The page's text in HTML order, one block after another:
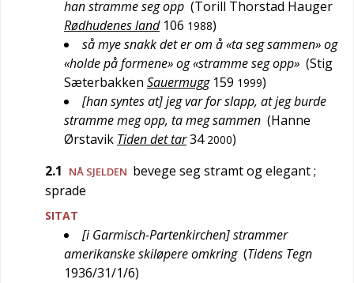
han stramme seg opp (Torill Thorstad Hauger
Rødhudenes land 106 1988)
så mye snakk det er om å «ta seg sammen» og
«holde på formene» og «stramme seg opp» (Stig
Sæterbakken Sauermugg 159 1999)
[han syntes at] jeg var for slapp, at jeg burde
stramme meg opp, ta meg sammen (Hanne
Ørstavik Tiden det tar34 2000)
2.1
NÅ SJELDEN bevege seg stramt og elegant;
sprade
SITAT
[i Garmisch-Partenkirchen] strammer
amerikanske skiløpere omkring (Tidens Tegn
1936/31/1/6)